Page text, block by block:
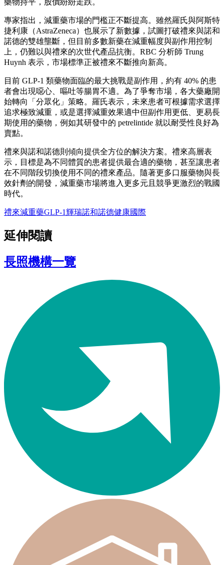
藥物持平，股價紛紛走跌。
專家指出，減重藥市場的門檻正不斷提高。雖然羅氏與阿斯特
捷利康（AstraZeneca）也展示了新數據，試圖打破禮來與諾和
諾德的雙雄壟斷，但目前多數新藥在減重幅度與副作用控制
上，仍難以與禮來的次世代產品抗衡。RBC 分析師 Trung
Huynh 表示，市場標準正被禮來不斷推向新高。
目前 GLP-1 類藥物面臨的最大挑戰是副作用，約有 40% 的患
者會出現噁心、嘔吐等腸胃不適。為了爭奪市場，各大藥廠開
始轉向「分眾化」策略。羅氏表示，未來患者可根據需求選擇
追求極致減重，或是選擇減重效果適中但副作用更低、更易長
期使用的藥物，例如其研發中的 petrelintide 就以耐受性良好為
賣點。
禮來與諾和諾德則傾向提供全方位的解決方案。禮來高層表
示，目標是為不同體質的患者提供最合適的藥物，甚至讓患者
在不同階段切換使用不同的禮來產品。隨著更多口服藥物與長
效針劑的開發，減重藥市場將進入更多元且競爭更激烈的戰國
時代。
禮來減重藥GLP-1輝瑞諾和諾德健康國際
延伸閱讀
長照機構一覽